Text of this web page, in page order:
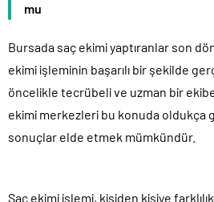
mu
Bursada saç ekimi yaptıranlar son
ekimi işleminin başarılı bir şekilde
öncelikle tecrübeli ve uzman bir
ekimi merkezleri bu konuda oldukça
sonuçlar elde etmek mümkündür.
Saç ekimi işlemi, kişiden kişiye